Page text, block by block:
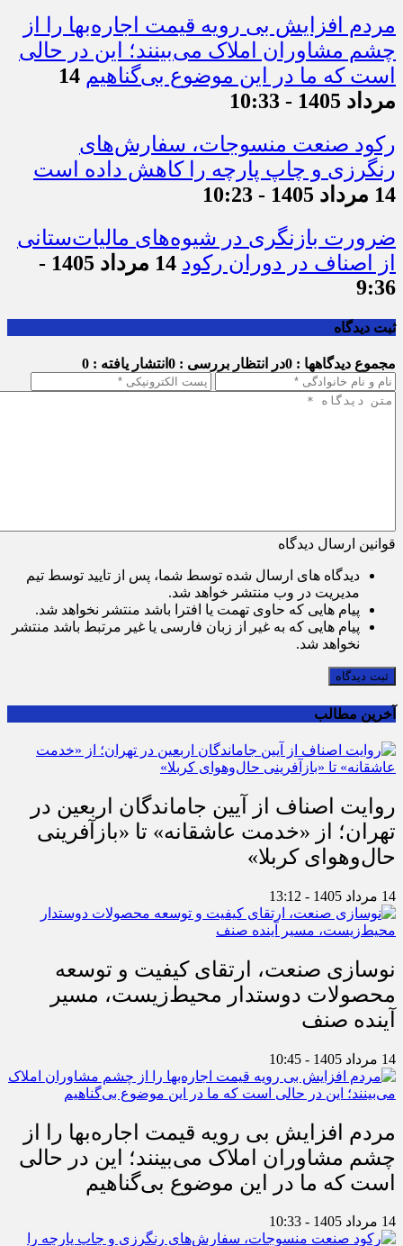
مردم افزایش بی رویه قیمت اجاره‌بها را از
چشم مشاوران املاک می‌بینند؛ این در حالی
است که ما در این موضوع بی‌گناهیم 14
مرداد 1405 - 10:33
رکود صنعت منسوجات، سفارش‌های
رنگرزی و چاپ پارچه را کاهش داده است
14 مرداد 1405 - 10:23
ضرورت بازنگری در شیوه‌های مالیات‌ستانی
از اصناف در دوران رکود
14 مرداد 1405 -
9:36
ثبت دیدگاه
مجموع دیدگاهها : 0 در انتظار بررسی : 0 انتشار یافته : 0
قوانین ارسال دیدگاه
دیدگاه های ارسال شده توسط شما، پس از تایید توسط تیم
مدیریت در وب منتشر خواهد شد.
پیام هایی که حاوی تهمت یا افترا باشد منتشر نخواهد شد.
پیام هایی که به غیر از زبان فارسی یا غیر مرتبط باشد منتشر
نخواهد شد.
ثبت دیدگاه
آخرین مطالب
روایت اصناف از آیین جاماندگان اربعین در
تهران؛ از «خدمت عاشقانه» تا «بازآفرینی
حال‌وهوای کربلا»
14 مرداد 1405 - 13:12
نوسازی صنعت، ارتقای کیفیت و توسعه
محصولات دوستدار محیط‌زیست، مسیر
آینده صنف
14 مرداد 1405 - 10:45
مردم افزایش بی رویه قیمت اجاره‌بها را از
چشم مشاوران املاک می‌بینند؛ این در حالی
است که ما در این موضوع بی‌گناهیم
14 مرداد 1405 - 10:33